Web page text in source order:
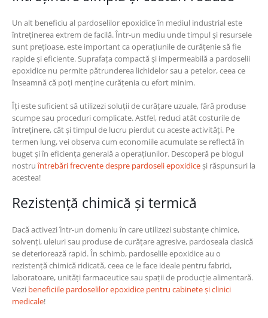
Un alt beneficiu al pardoselilor epoxidice în mediul industrial este
întreținerea extrem de facilă. Într-un mediu unde timpul și resursele
sunt prețioase, este important ca operațiunile de curățenie să fie
rapide și eficiente. Suprafața compactă și impermeabilă a pardoselii
epoxidice nu permite pătrunderea lichidelor sau a petelor, ceea ce
înseamnă că poți menține curățenia cu efort minim.
Îți este suficient să utilizezi soluții de curățare uzuale, fără produse
scumpe sau proceduri complicate. Astfel, reduci atât costurile de
întreținere, cât și timpul de lucru pierdut cu aceste activități. Pe
termen lung, vei observa cum economiile acumulate se reflectă în
buget și în eficiența generală a operațiunilor. Descoperă pe blogul
nostruîntrebări frecvente despre pardoseli epoxidiceși răspunsuri la
acestea!
Rezistență chimică și termică
Dacă activezi într-un domeniu în care utilizezi substanțe chimice,
solvenți, uleiuri sau produse de curățare agresive, pardoseala clasică
se deteriorează rapid. În schimb, pardoselile epoxidice au o
rezistență chimică ridicată, ceea ce le face ideale pentru fabrici,
laboratoare, unități farmaceutice sau spații de producție alimentară.
Vezi beneficiile pardoselilor epoxidice pentru cabinete și clinici
medicale!